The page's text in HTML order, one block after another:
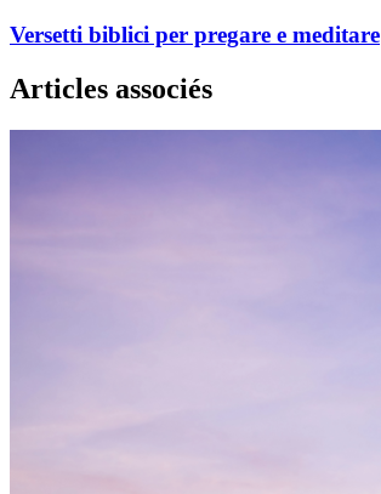
Versetti biblici per pregare e meditare
Articles associés